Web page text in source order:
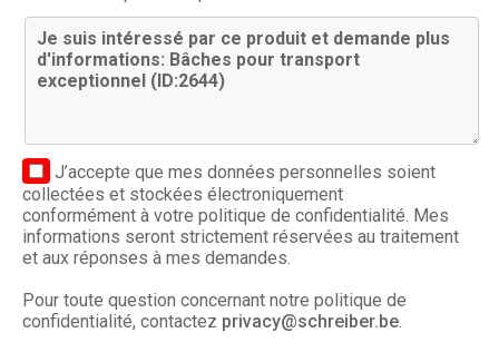
J’accepte que mes données personnelles soient
collectées et stockées électroniquement
conformément à votre politique de confidentialité. Mes
informations seront strictement réservées au traitement
et aux réponses à mes demandes.
Pour toute question concernant notre politique de
confidentialité, contactez privacy@schreiber.be